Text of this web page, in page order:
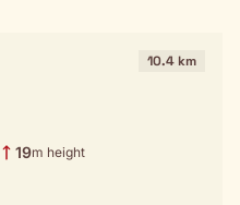
10.4 km
19m height